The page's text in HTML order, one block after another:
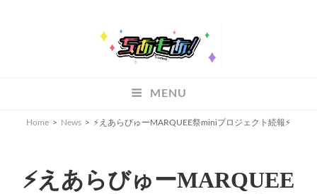
MENU
Home > News > ⚡️えあらびゅーMARQUEE祭miniプロジェクト続報⚡️
⚡️えあらびゅーMARQUEE